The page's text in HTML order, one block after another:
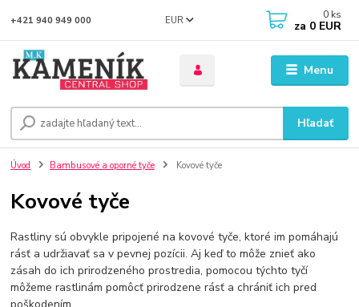
Menu
EUR
Hľadať
+421 940 949 000 0 ks
za 0 EUR
Úvod Bambusové a oporné tyče Kovové tyče
Kovové tyče
Rastliny sú obvykle pripojené na kovové tyče, ktoré im pomáhajú
rásť a udržiavať sa v pevnej pozícii. Aj keď to môže znieť ako
zásah do ich prirodzeného prostredia, pomocou týchto tyčí
môžeme rastlinám pomôcť prirodzene rásť a chrániť ich pred
poškodením.